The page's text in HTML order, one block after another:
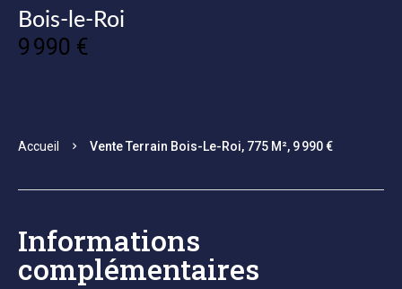
Bois-le-Roi
9 990 €
Accueil Vente Terrain Bois-Le-Roi, 775 M², 9 990 €
Informations
complémentaires